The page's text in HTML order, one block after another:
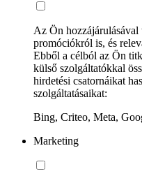
Az Ön
promóciókról is, és
Ebből a célból az Ön
külső szolgáltatókkal
hirdetési csatornáikat
szolgáltatásaikat:
Bing, Criteo, Meta,
Marketing